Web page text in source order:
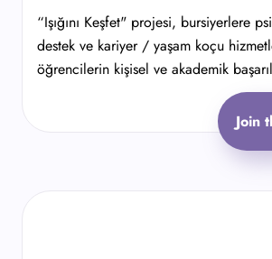
“Işığını Keşfet" projesi, bursiyerlere
destek ve kariyer / yaşam koçu
öğrencilerin kişisel ve akademik
Join